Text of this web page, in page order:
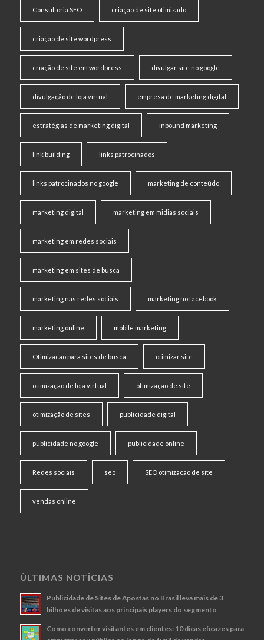
Consultoria SEO criaçao de site otimizado
criaçao de site wordpress
criação de site em wordpress divulgar site no google
divulgação de loja virtual empresa de marketing digital
estratégias de marketing digital inbound marketing
link building links patrocinados
links patrocinados no google marketing de conteúdo
marketing digital marketing em midias sociais
marketing em redes sociais
marketing em sites de busca
marketing nas redes sociais marketing no facebook
marketing online mobile marketing
Otimizacao para sites de busca otimizar site
otimizaçao de loja virtual otimizaçao de site
otimização de sites publicidade digital
publicidade no google publicidade online
Redes sociais seo SEO otimizacao de site
vendas online
ÚLTIMAS NOTÍCIAS
Publicidade de Sites de Apostas no Brasil leva mais de 3
bilhões de visitas aos principais players do segmento
Como converter visitantes em clientes: 10 dicas eficazes para